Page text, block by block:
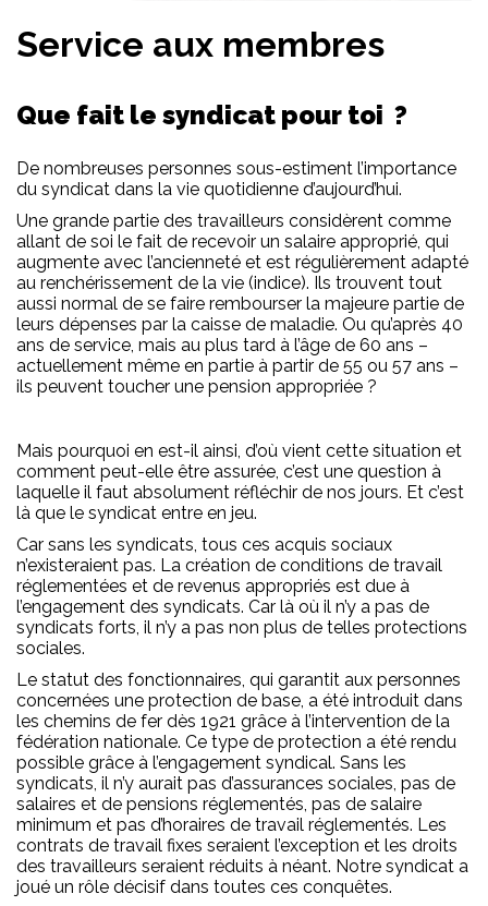
Service aux membres
Que fait le syndicat pour toi ?
De nombreuses personnes sous-estiment l’importance
du syndicat dans la vie quotidienne d’aujourd’hui.
Une grande partie des travailleurs considèrent comme
allant de soi le fait de recevoir un salaire approprié, qui
augmente avec l’ancienneté et est régulièrement adapté
au renchérissement de la vie (indice). Ils trouvent tout
aussi normal de se faire rembourser la majeure partie de
leurs dépenses par la caisse de maladie. Ou qu’après 40
ans de service, mais au plus tard à l’âge de 60 ans –
actuellement même en partie à partir de 55 ou 57 ans –
ils peuvent toucher une pension appropriée ?
Mais pourquoi en est-il ainsi, d’où vient cette situation et
comment peut-elle être assurée, c’est une question à
laquelle il faut absolument réfléchir de nos jours. Et c’est
là que le syndicat entre en jeu.
Car sans les syndicats, tous ces acquis sociaux
n’existeraient pas. La création de conditions de travail
réglementées et de revenus appropriés est due à
l’engagement des syndicats. Car là où il n’y a pas de
syndicats forts, il n’y a pas non plus de telles protections
sociales.
Le statut des fonctionnaires, qui garantit aux personnes
concernées une protection de base, a été introduit dans
les chemins de fer dès 1921 grâce à l’intervention de la
fédération nationale. Ce type de protection a été rendu
possible grâce à l’engagement syndical. Sans les
syndicats, il n’y aurait pas d’assurances sociales, pas de
salaires et de pensions réglementés, pas de salaire
minimum et pas d’horaires de travail réglementés. Les
contrats de travail fixes seraient l’exception et les droits
des travailleurs seraient réduits à néant. Notre syndicat a
joué un rôle décisif dans toutes ces conquêtes.